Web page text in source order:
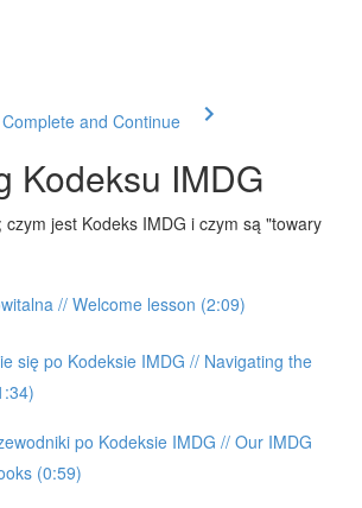
Complete and Continue
Kodeksu IMDG
czym jest Kodeks IMDG i czym są "towary
// Welcome lesson (2:09)
się po Kodeksie IMDG // Navigating the
po Kodeksie IMDG // Our IMDG
(0:59)